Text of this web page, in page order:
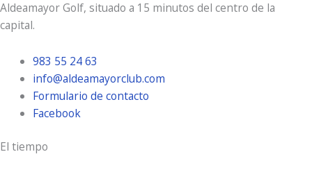
Aldeamayor Golf, situado a 15 minutos del centro de la
capital.
983 55 24 63
info@aldeamayorclub.com
Formulario de contacto
Facebook
El tiempo